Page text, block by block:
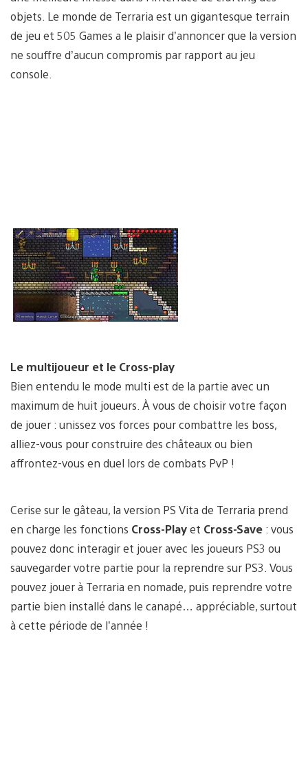
objets. Le monde de Terraria est un gigantesque terrain
de jeu et 505 Games a le plaisir d’annoncer que la version
ne souffre d’aucun compromis par rapport au jeu
console.
Le multijoueur et le Cross-play
Bien entendu le mode multi est de la partie avec un
maximum de huit joueurs. À vous de choisir votre façon
de jouer : unissez vos forces pour combattre les boss,
alliez-vous pour construire des châteaux ou bien
affrontez-vous en duel lors de combats PvP !
Cerise sur le gâteau, la version PS Vita de Terraria prend
en charge les fonctions Cross-Playet Cross-Save : vous
pouvez donc interagir et jouer avec les joueurs PS3 ou
sauvegarder votre partie pour la reprendre sur PS3. Vous
pouvez jouer à Terraria en nomade, puis reprendre votre
partie bien installé dans le canapé… appréciable, surtout
à cette période de l’année !